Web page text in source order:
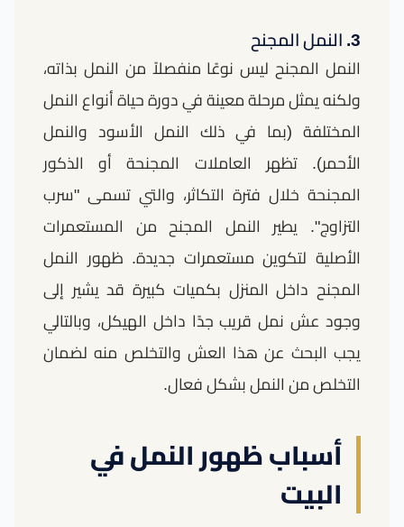
3. النمل المجنح
النمل المجنح ليس نوعًا منفصلاً من النمل بذاته،
ولكنه يمثل مرحلة معينة في دورة حياة أنواع النمل
المختلفة (بما في ذلك النمل الأسود والنمل
الأحمر). تظهر العاملات المجنحة أو الذكور
المجنحة خلال فترة التكاثر، والتي تسمى "سرب
التزاوج". يطير النمل المجنح من المستعمرات
الأصلية لتكوين مستعمرات جديدة. ظهور النمل
المجنح داخل المنزل بكميات كبيرة قد يشير إلى
وجود عش نمل قريب جدًا داخل الهيكل، وبالتالي
يجب البحث عن هذا العش والتخلص منه لضمان
التخلص من النمل بشكل فعال.
أسباب ظهور النمل في
البيت